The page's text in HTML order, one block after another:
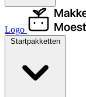
Logo
Startpakketten